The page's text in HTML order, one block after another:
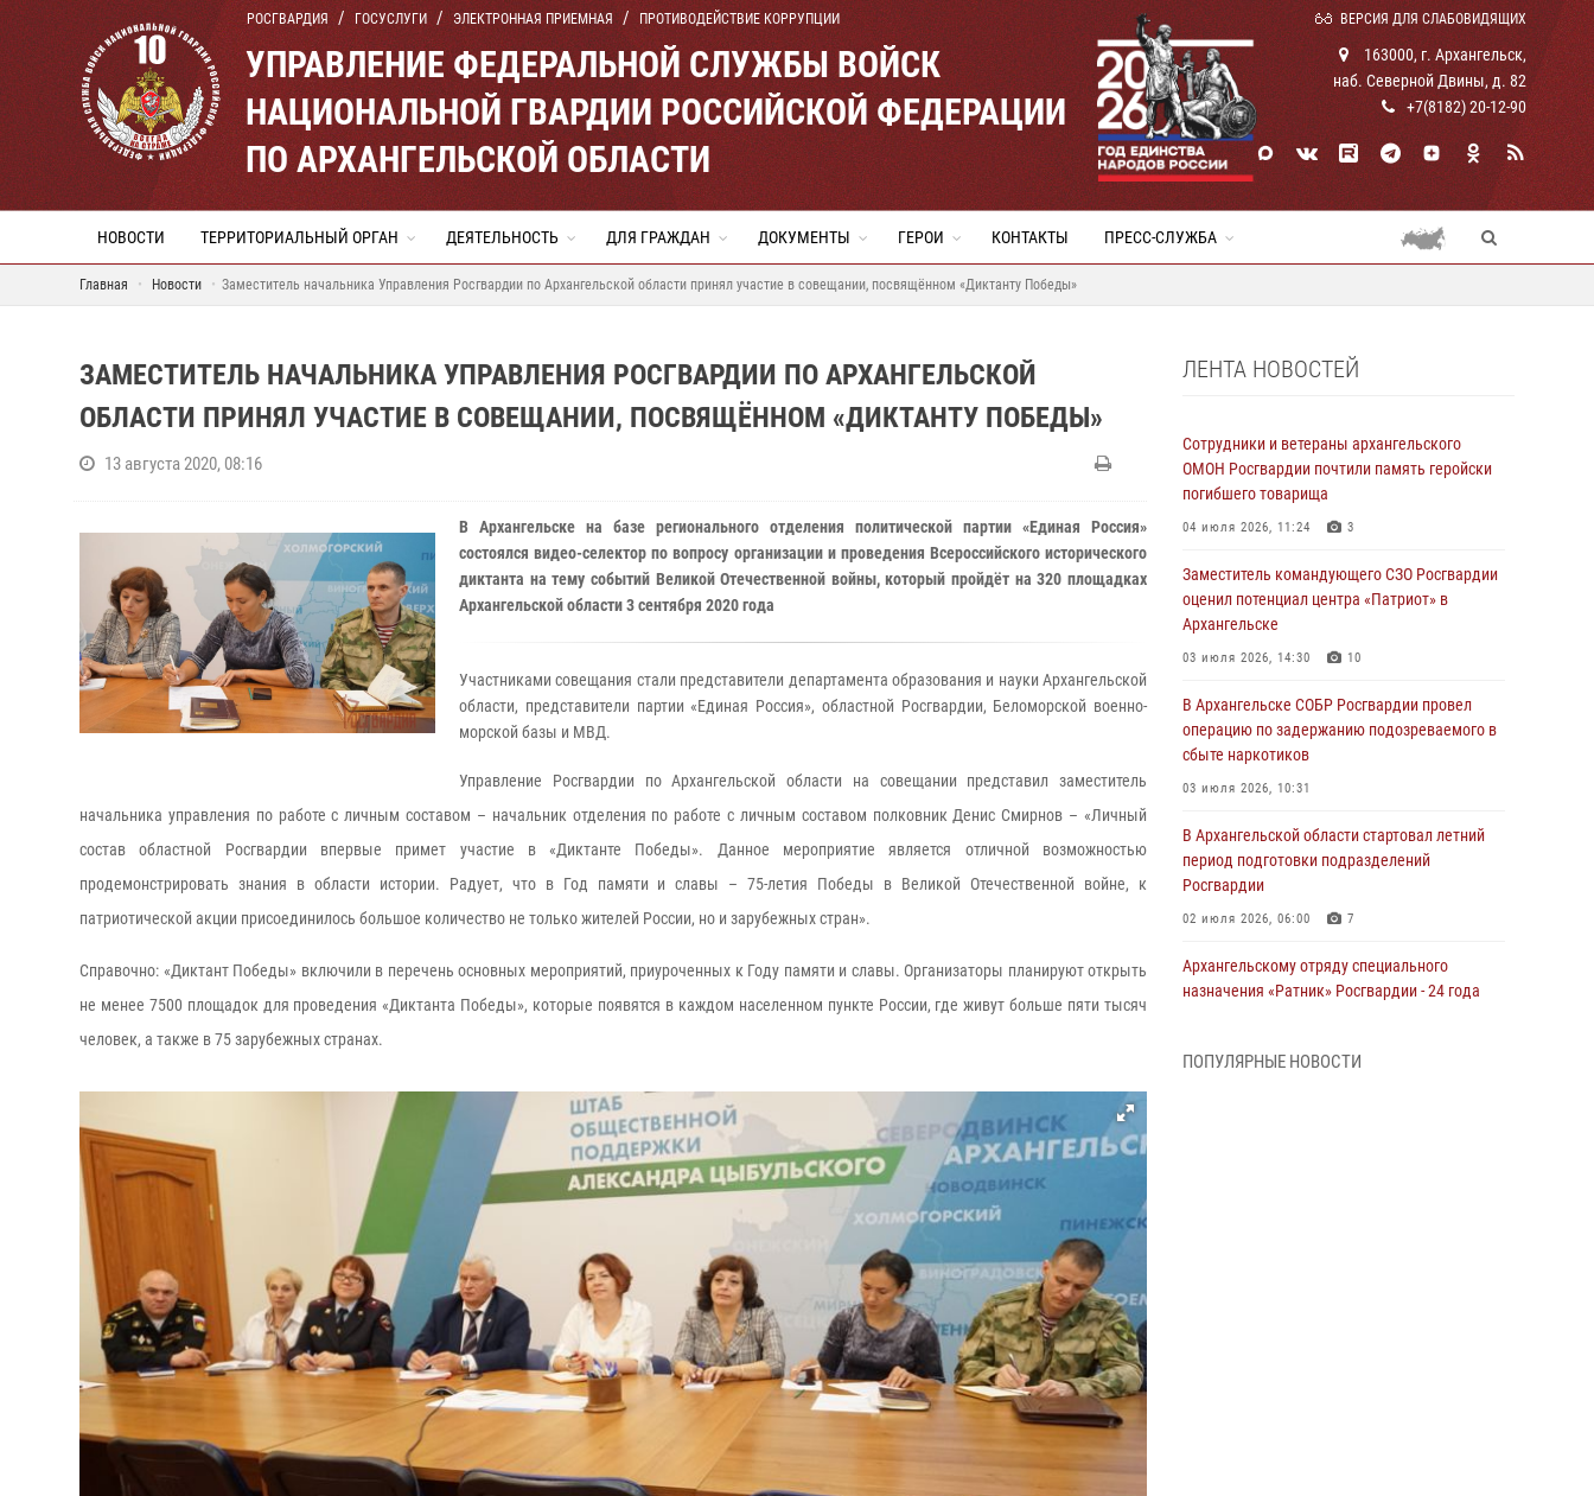
РОСГВАРДИЯ ГОСУСЛУГИ ЭЛЕКТРОННАЯ ПРИЕМНАЯ ПРОТИВОДЕЙСТВИЕ КОРРУПЦИИ ВЕРСИЯ ДЛЯ СЛАБОВИДЯЩИХ
УПРАВЛЕНИЕ ФЕДЕРАЛЬНОЙ СЛУЖБЫ ВОЙСК
НАЦИОНАЛЬНОЙ ГВАРДИИ РОССИЙСКОЙ ФЕДЕРАЦИИ
ПО АРХАНГЕЛЬСКОЙ ОБЛАСТИ
163000, г. Архангельск,
наб. Северной Двины, д. 82
+7(8182) 20-12-90
НОВОСТИ ТЕРРИТОРИАЛЬНЫЙ ОРГАН ДЕЯТЕЛЬНОСТЬ ДЛЯ ГРАЖДАН ДОКУМЕНТЫ ГЕРОИ КОНТАКТЫ ПРЕСС-СЛУЖБА
Главная Новости Заместитель начальника Управления Росгвардии по Архангельской области принял участие в совещании, посвящённом «Диктанту Победы»
ЗАМЕСТИТЕЛЬ НАЧАЛЬНИКА УПРАВЛЕНИЯ РОСГВАРДИИ ПО АРХАНГЕЛЬСКОЙ
ОБЛАСТИ ПРИНЯЛ УЧАСТИЕ В СОВЕЩАНИИ, ПОСВЯЩЁННОМ «ДИКТАНТУ ПОБЕДЫ»
13 августа 2020, 08:16
В Архангельске на базе регионального отделения политической партии «Единая Россия»
состоялся видео-селектор по вопросу организации и проведения Всероссийского исторического
диктанта на тему событий Великой Отечественной войны, который пройдёт на 320 площадках
Архангельской области 3 сентября 2020 года
Участниками совещания стали представители департамента образования и науки Архангельской
области, представители партии «Единая Россия», областной Росгвардии, Беломорской военно-
морской базы и МВД.
Управление Росгвардии по Архангельской области на совещании представил заместитель
начальника управления по работе с личным составом – начальник отделения по работе с личным составом полковник Денис Смирнов – «Личный
состав областной Росгвардии впервые примет участие в «Диктанте Победы». Данное мероприятие является отличной возможностью
продемонстрировать знания в области истории. Радует, что в Год памяти и славы – 75-летия Победы в Великой Отечественной войне, к
патриотической акции присоединилось большое количество не только жителей России, но и зарубежных стран».
Справочно: «Диктант Победы» включили в перечень основных мероприятий, приуроченных к Году памяти и славы. Организаторы планируют открыть
не менее 7500 площадок для проведения «Диктанта Победы», которые появятся в каждом населенном пункте России, где живут больше пяти тысяч
человек, а также в 75 зарубежных странах.
ЛЕНТА НОВОСТЕЙ
Сотрудники и ветераны архангельского
ОМОН Росгвардии почтили память геройски
погибшего товарища
04 июля 2026, 11:24 3
Заместитель командующего СЗО Росгвардии
оценил потенциал центра «Патриот» в
Архангельске
03 июля 2026, 14:30 10
В Архангельске СОБР Росгвардии провел
операцию по задержанию подозреваемого в
сбыте наркотиков
03 июля 2026, 10:31
В Архангельской области стартовал летний
период подготовки подразделений
Росгвардии
02 июля 2026, 06:00 7
Архангельскому отряду специального
назначения «Ратник» Росгвардии - 24 года
В Управлении Росгвардии по Архангельской
ПОПУЛЯРНЫЕ НОВОСТИ